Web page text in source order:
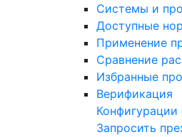
Cистемы и
Доступные
Применение
Сравнение
Избранные
Верификация
Запросить